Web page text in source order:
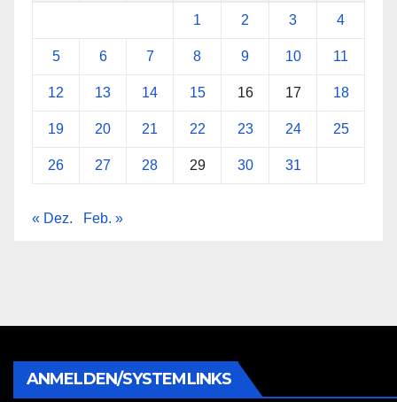
1 2 3 4
5 6 7 8 9 10 11
12 13 14 15 16 17 18
19 20 21 22 23 24 25
26 27 28 29 30 31
« Dez. Feb. »
ANMELDEN/SYSTEMLINKS